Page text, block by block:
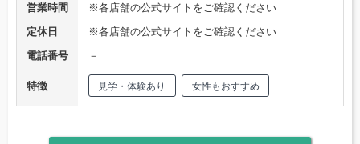
営業時間
※各店舗の公式サイトをご確認ください
定休日
※各店舗の公式サイトをご確認ください
電話番号
－
特徴 見学・体験あり 女性もおすすめ